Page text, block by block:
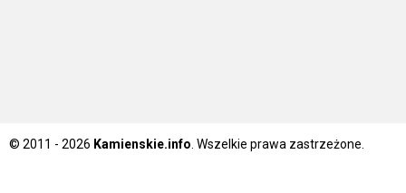
© 2011 - 2026 Kamienskie.info . Wszelkie prawa zastrzeżone.